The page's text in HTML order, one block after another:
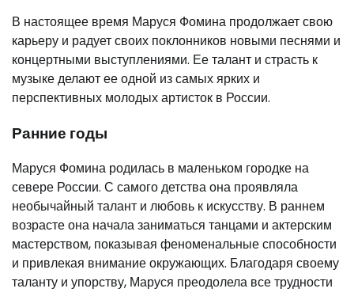
В настоящее время Маруся Фомина продолжает свою
карьеру и радует своих поклонников новыми песнями и
концертными выступлениями. Ее талант и страсть к
музыке делают ее одной из самых ярких и
перспективных молодых артисток в России.
Ранние годы
Маруся Фомина родилась в маленьком городке на
севере России. С самого детства она проявляла
необычайный талант и любовь к искусству. В раннем
возрасте она начала заниматься танцами и актерским
мастерством, показывая феноменальные способности
и привлекая внимание окружающих. Благодаря своему
таланту и упорству, Маруся преодолела все трудности